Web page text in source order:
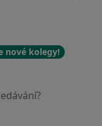
nové kolegy!